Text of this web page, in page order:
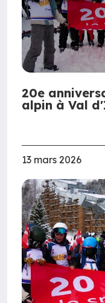
20e
alpin à Val
13 mars 2026